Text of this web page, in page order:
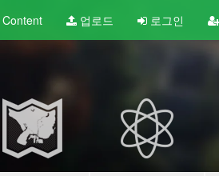
Content 업로드 로그인